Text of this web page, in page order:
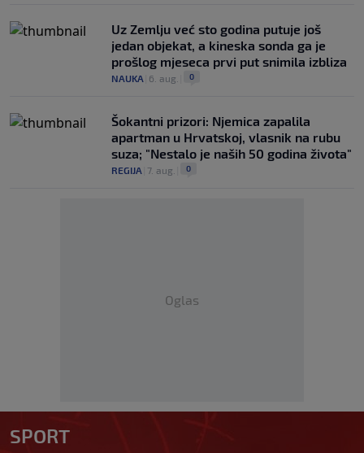
Uz Zemlju već sto godina putuje još
jedan objekat, a kineska sonda ga je
prošlog mjeseca prvi put snimila izbliza
NAUKA 6. aug. 0
Šokantni prizori: Njemica zapalila
apartman u Hrvatskoj, vlasnik na rubu
suza; "Nestalo je naših 50 godina života"
REGIJA 7. aug. 0
Oglas
SPORT